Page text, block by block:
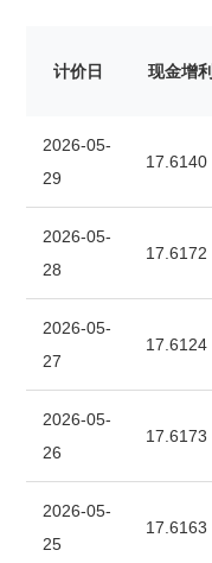
计价日 现金增利
2026-05-
29
17.6140
2026-05-
28
17.6172
2026-05-
27
17.6124
2026-05-
26
17.6173
2026-05-
25
17.6163